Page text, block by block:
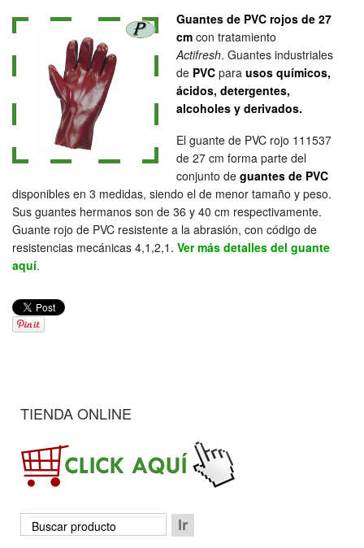
Guantes de PVC rojos de 27
cm con tratamiento
Actifresh. Guantes industriales
de PVC para usos químicos,
ácidos, detergentes,
alcoholes y derivados.
El guante de PVC rojo 111537
de 27 cm forma parte del
conjunto de guantes de PVC
disponibles en 3 medidas, siendo el de menor tamaño y peso.
Sus guantes hermanos son de 36 y 40 cm respectivamente.
Guante rojo de PVC resistente a la abrasión, con código de
resistencias mecánicas 4,1,2,1. Ver más detalles del guante
aquí.
TIENDA ONLINE